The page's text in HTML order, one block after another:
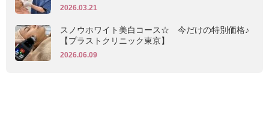
2026.03.21
スノウホワイト美白コース☆ 今だけの特別価格♪
【プラストクリニック東京】
2026.06.09